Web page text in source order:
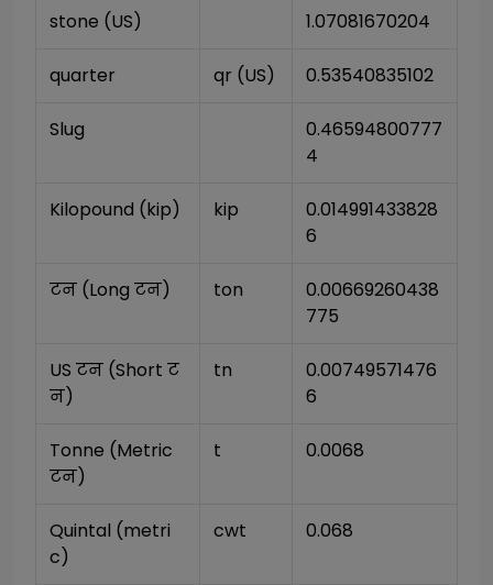
stone (US) 1.07081670204
quarter qr (US) 0.53540835102
Slug
0.46594800777
4
Kilopound (kip) kip
0.014991433828
6
टन (Long टन) ton
0.00669260438
775
US टन (Short ट
न)
tn
0.00749571476
6
Tonne (Metric
टन)
t 0.0068
Quintal (metri
c)
cwt 0.068